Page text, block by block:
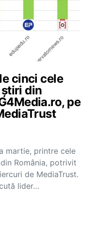
cinci cele
din
pe
martie, printre cele
România, potrivit
de MediaTrust.
lider…